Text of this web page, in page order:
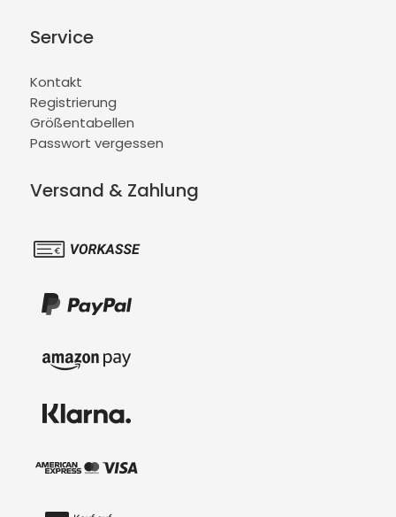
Service
Kontakt
Registrierung
Größentabellen
Passwort vergessen
Versand & Zahlung